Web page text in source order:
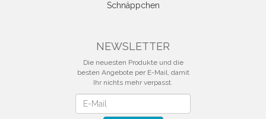
Schnäppchen
NEWSLETTER
Die neuesten Produkte und die
besten Angebote per E-Mail, damit
Ihr nichts mehr verpasst.